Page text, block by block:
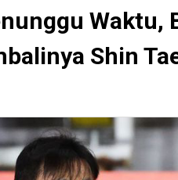
Waktu,
Shin